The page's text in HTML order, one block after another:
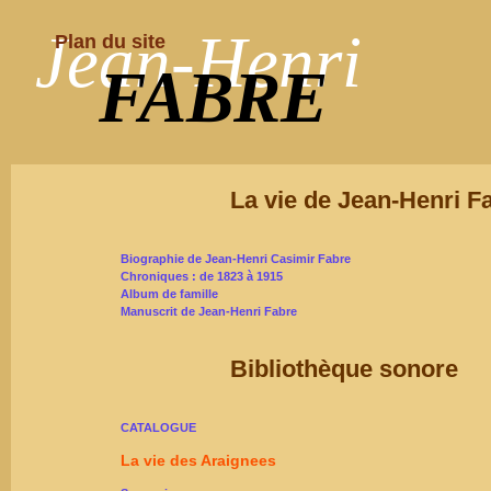
Jean-Henri
FABRE
Plan du site
La vie de Jean-Henri
Biographie de Jean-Henri Casimir Fabre
Chroniques : de 1823 à 1915
Album de famille
Manuscrit de Jean-Henri Fabre
Bibliothèque sonore
CATALOGUE
La vie des Araignees